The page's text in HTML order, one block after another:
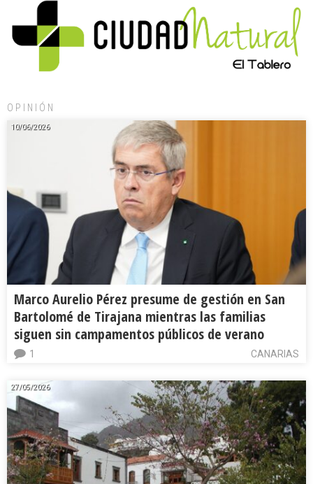
OPINIÓN
10/06/2026
Marco Aurelio Pérez presume de gestión en San
Bartolomé de Tirajana mientras las familias
siguen sin campamentos públicos de verano
CANARIAS
1
27/05/2026